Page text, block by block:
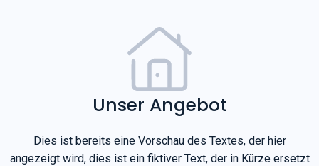
Unser Angebot
Dies ist bereits eine Vorschau des Textes, der hier
angezeigt wird, dies ist ein fiktiver Text, der in Kürze ersetzt